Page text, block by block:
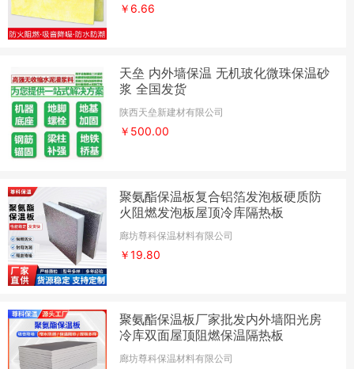
￥6.66
天垒 内外墙保温 无机玻化微珠保温砂
浆 全国发货
陕西天垒新建材有限公司
￥500.00
聚氨酯保温板复合铝箔发泡板硬质防
火阻燃发泡板屋顶冷库隔热板
廊坊尊科保温材料有限公司
￥19.80
聚氨酯保温板厂家批发内外墙阳光房
冷库双面屋顶阻燃保温隔热板
廊坊尊科保温材料有限公司